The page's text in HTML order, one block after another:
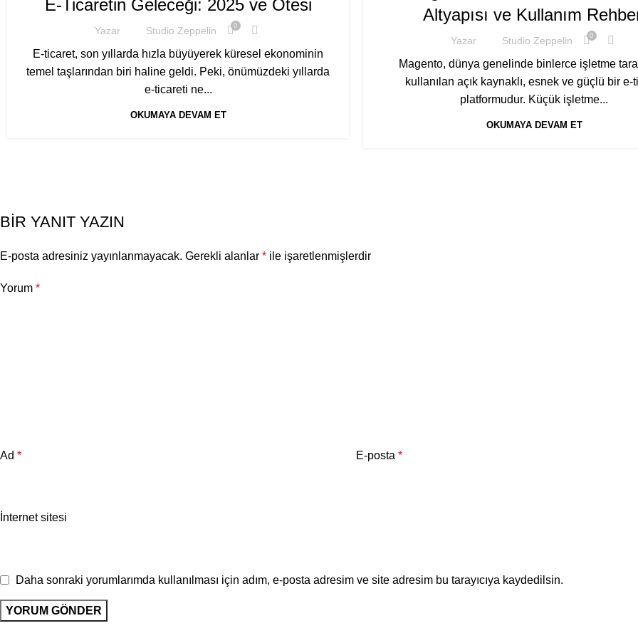
E-Ticaretin Geleceği: 2025 ve Ötesi
Yazar Studio Zeppelin 0
E-ticaret, son yıllarda hızla büyüyerek küresel ekonominin
temel taşlarından biri haline geldi. Peki, önümüzdeki yıllarda
e-ticareti ne...
OKUMAYA DEVAM ET
Altyapısı ve Kullanım
Yazar Studio Zeppelin 0
Magento, dünya genelinde binlerce işletme
kullanılan açık kaynaklı, esnek ve güçlü bir e-
platformudur. Küçük işletme...
OKUMAYA DEVAM ET
BIR YANIT YAZIN
E-posta adresiniz yayınlanmayacak. Gerekli alanlar * ile işaretlenmişlerdir
Yorum *
Ad * E-posta*
İnternet sitesi
Daha sonraki yorumlarımda kullanılması için adım, e-posta adresim ve site adresim bu tarayıcıya kaydedilsin.